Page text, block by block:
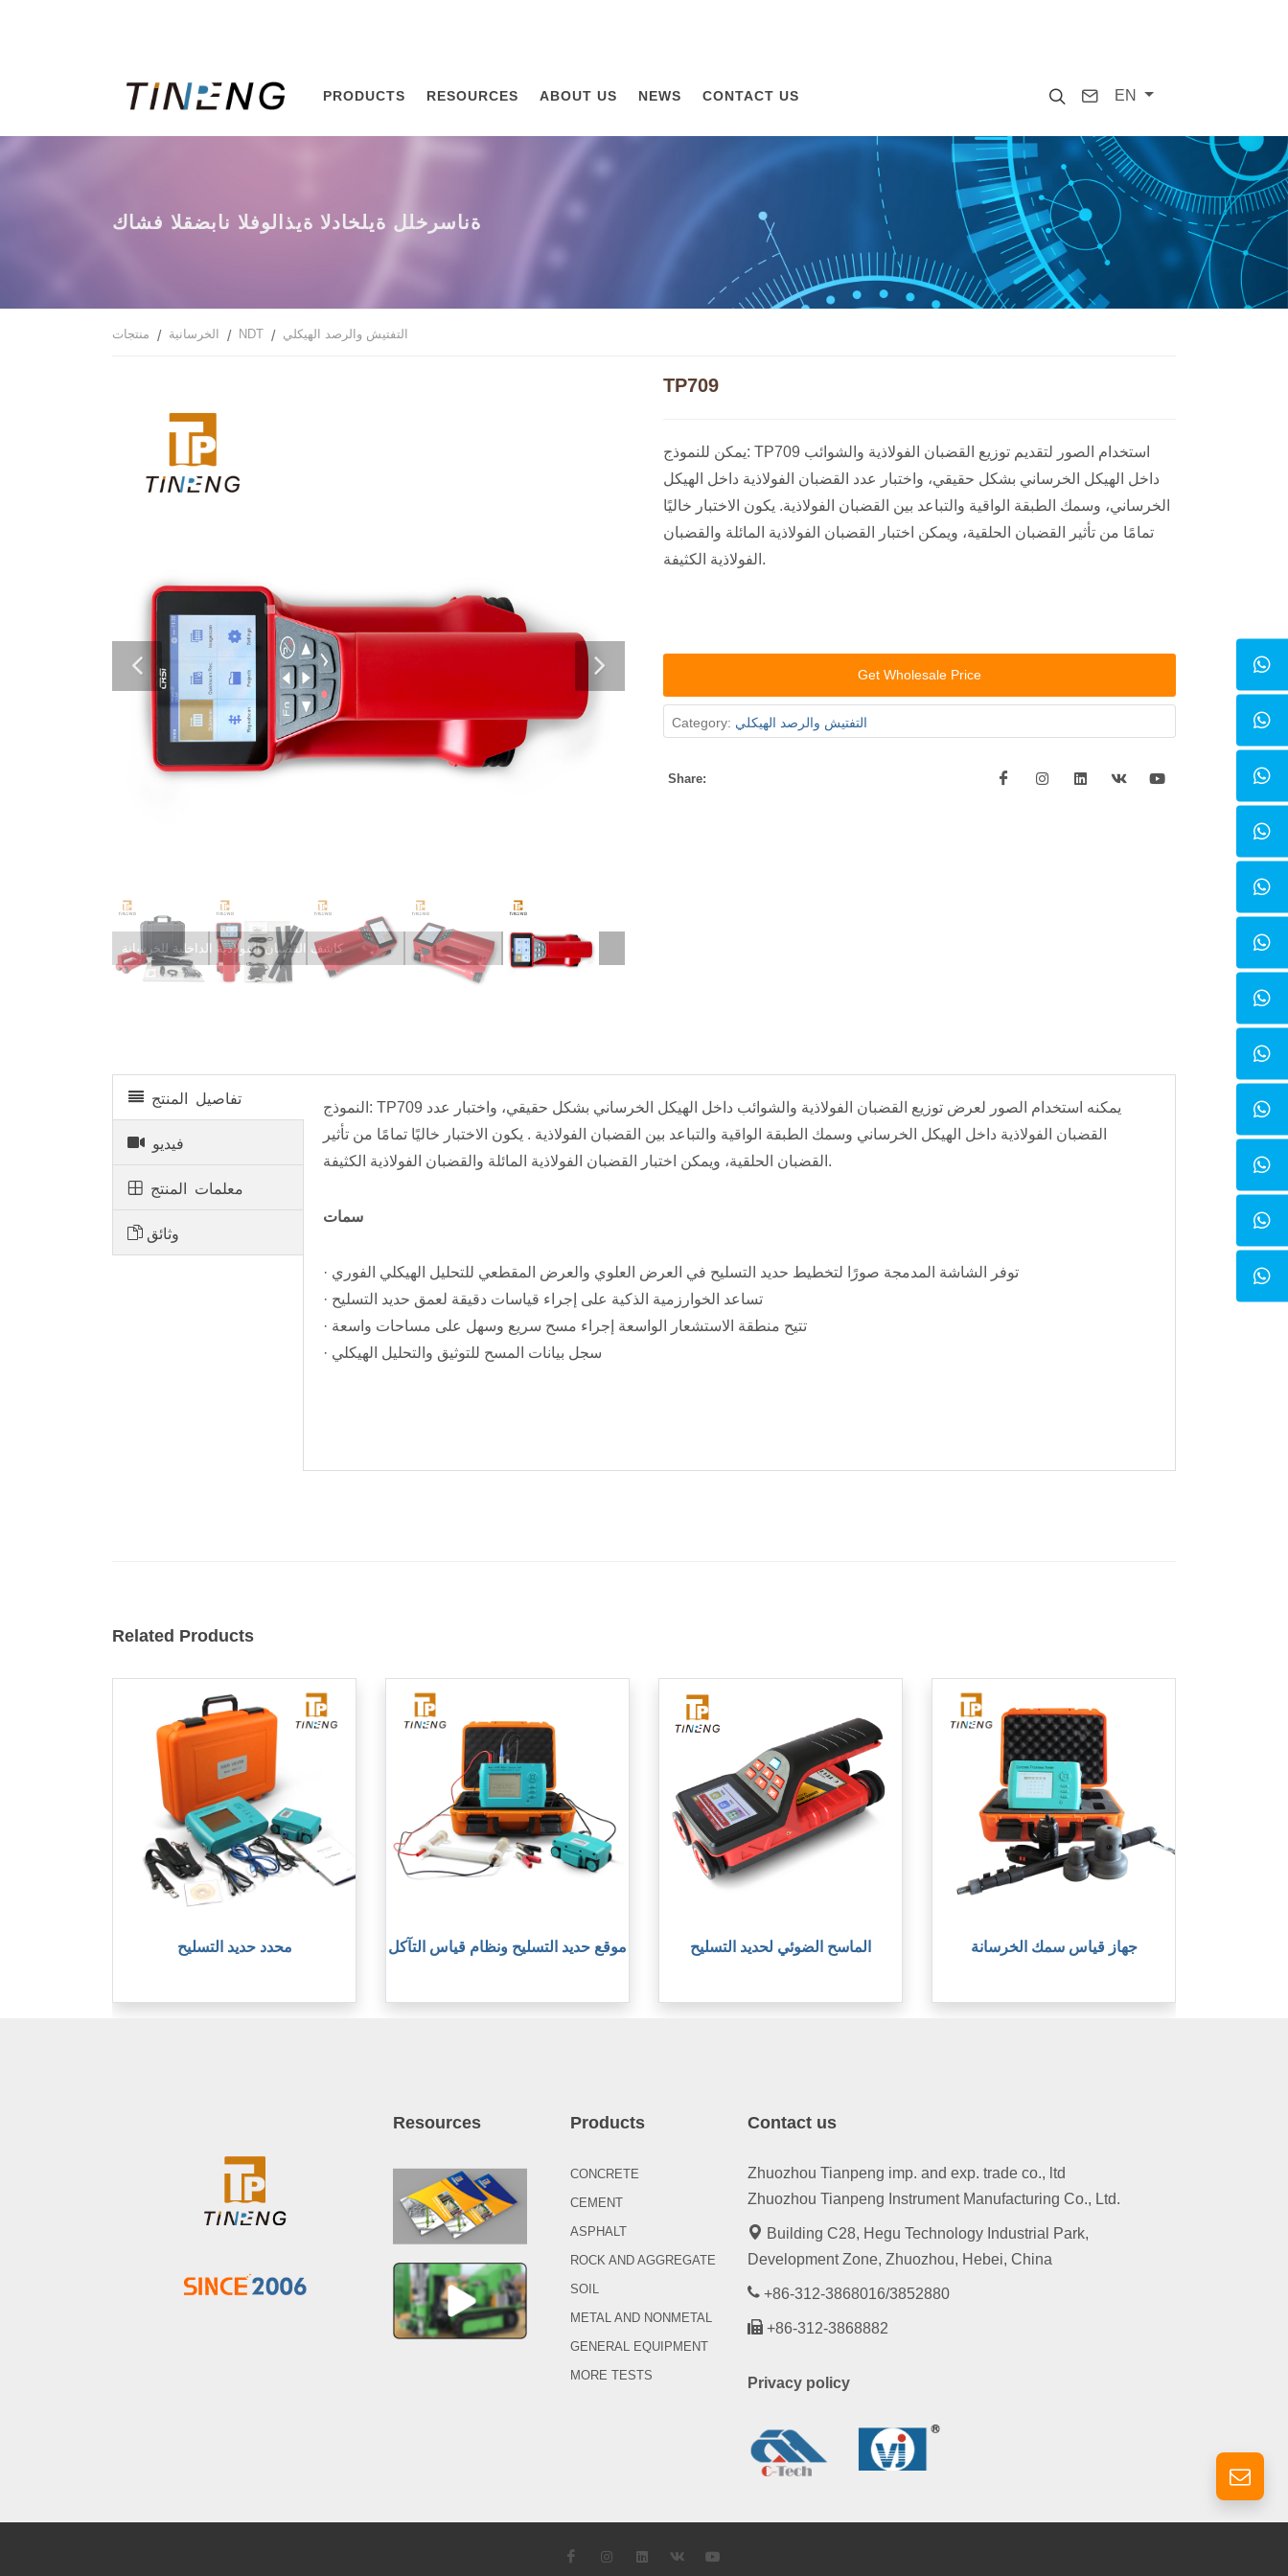
SearchContact
EN
PRODUCTS RESOURCES ABOUT US NEWS CONTACT US
كاشف القضبان الفولاذية الداخلية للخرسانة
منتجات الخرسانية NDT التفتيش والرصد الهيكلي
كاشف القضبان الفولاذية الداخلية للخرسانة
TP709
يمكن للنموذج: TP709 استخدام الصور لتقديم توزيع القضبان الفولاذية والشوائب
داخل الهيكل الخرساني بشكل حقيقي، واختبار عدد القضبان الفولاذية داخل الهيكل
الخرساني، وسمك الطبقة الواقية والتباعد بين القضبان الفولاذية. يكون الاختبار خاليًا
تمامًا من تأثير القضبان الحلقية، ويمكن اختبار القضبان الفولاذية المائلة والقضبان
الفولاذية الكثيفة.
Get Wholesale Price
Category: التفتيش والرصد الهيكلي
Share:
تفاصيل المنتج
فيديو
معلمات المنتج
وثائق
النموذج: TP709 يمكنه استخدام الصور لعرض توزيع القضبان الفولاذية والشوائب داخل الهيكل الخرساني بشكل حقيقي، واختبار عدد
القضبان الفولاذية داخل الهيكل الخرساني وسمك الطبقة الواقية والتباعد بين القضبان الفولاذية . يكون الاختبار خاليًا تمامًا من تأثير
القضبان الحلقية، ويمكن اختبار القضبان الفولاذية المائلة والقضبان الفولاذية الكثيفة.
سمات
· توفر الشاشة المدمجة صورًا لتخطيط حديد التسليح في العرض العلوي والعرض المقطعي للتحليل الهيكلي الفوري
· تساعد الخوارزمية الذكية على إجراء قياسات دقيقة لعمق حديد التسليح
· تتيح منطقة الاستشعار الواسعة إجراء مسح سريع وسهل على مساحات واسعة
· سجل بيانات المسح للتوثيق والتحليل الهيكلي
Related Products
محدد حديد التسليح موقع حديد التسليح ونظام قياس التآكل الماسح الضوئي لحديد التسليح جهاز قياس سمك الخرسانة
Resources Products
CONCRETE
CEMENT
ASPHALT
ROCK AND AGGREGATE
SOIL
METAL AND NONMETAL
GENERAL EQUIPMENT
MORE TESTS
Contact us
Zhuozhou Tianpeng imp. and exp. trade co., ltd
Zhuozhou Tianpeng Instrument Manufacturing Co., Ltd.
Building C28, Hegu Technology Industrial Park,
Development Zone, Zhuozhou, Hebei, China
+86-312-3868016/3852880
+86-312-3868882
Privacy policy
FacebookInstagramLinkedIn
VK YouTube